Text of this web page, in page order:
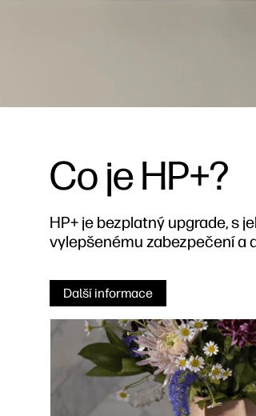
Co je HP+?
HP+ je bezplatný upgrade, s
vylepšenému zabezpečení a
Další informace